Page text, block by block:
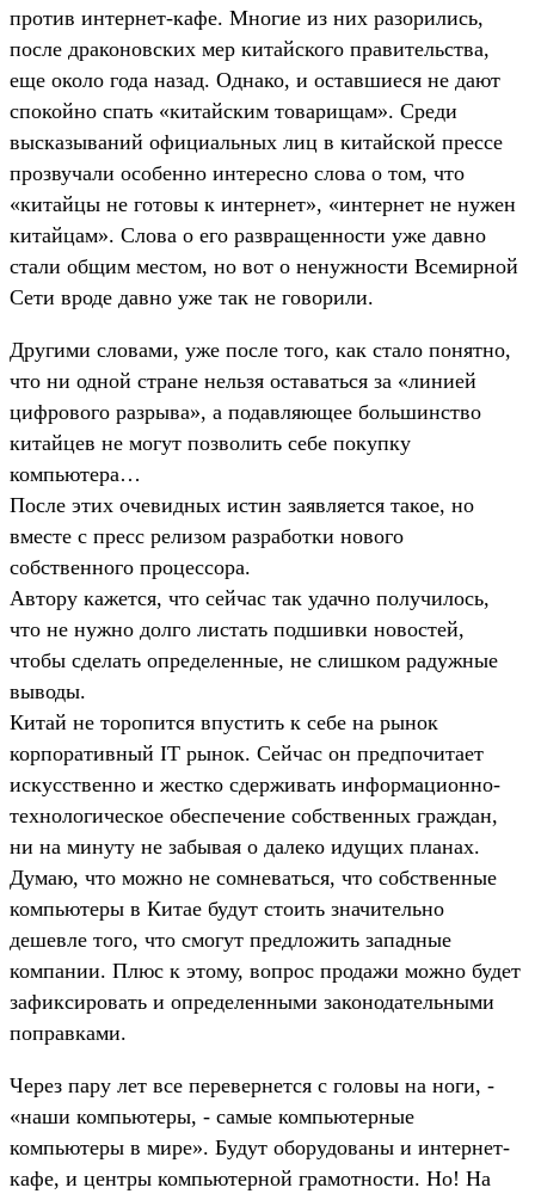
против интернет-кафе. Многие из них разорились,
после драконовских мер китайского правительства,
еще около года назад. Однако, и оставшиеся не дают
спокойно спать «китайским товарищам». Среди
высказываний официальных лиц в китайской прессе
прозвучали особенно интересно слова о том, что
«китайцы не готовы к интернет», «интернет не нужен
китайцам». Слова о его развращенности уже давно
стали общим местом, но вот о ненужности Всемирной
Сети вроде давно уже так не говорили.
Другими словами, уже после того, как стало понятно,
что ни одной стране нельзя оставаться за «линией
цифрового разрыва», а подавляющее большинство
китайцев не могут позволить себе покупку
компьютера…
После этих очевидных истин заявляется такое, но
вместе с пресс релизом разработки нового
собственного процессора.
Автору кажется, что сейчас так удачно получилось,
что не нужно долго листать подшивки новостей,
чтобы сделать определенные, не слишком радужные
выводы.
Китай не торопится впустить к себе на рынок
корпоративный IT рынок. Сейчас он предпочитает
искусственно и жестко сдерживать информационно-
технологическое обеспечение собственных граждан,
ни на минуту не забывая о далеко идущих планах.
Думаю, что можно не сомневаться, что собственные
компьютеры в Китае будут стоить значительно
дешевле того, что смогут предложить западные
компании. Плюс к этому, вопрос продажи можно будет
зафиксировать и определенными законодательными
поправками.
Через пару лет все перевернется с головы на ноги, -
«наши компьютеры, - самые компьютерные
компьютеры в мире». Будут оборудованы и интернет-
кафе, и центры компьютерной грамотности. Но! На